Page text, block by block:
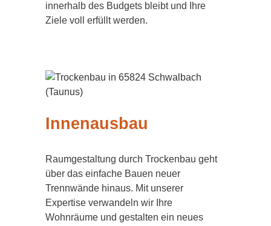
innerhalb des Budgets bleibt und Ihre
Ziele voll erfüllt werden.
Innenausbau
Raumgestaltung durch Trockenbau geht
über das einfache Bauen neuer
Trennwände hinaus. Mit unserer
Expertise verwandeln wir Ihre
Wohnräume und gestalten ein neues